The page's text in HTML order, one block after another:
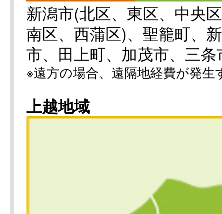
新潟市(北区、東区、中央
南区、西蒲区)、聖籠町、
市、田上町、加茂市、三
※遠方の場合、遠隔地経費が発
上越地域